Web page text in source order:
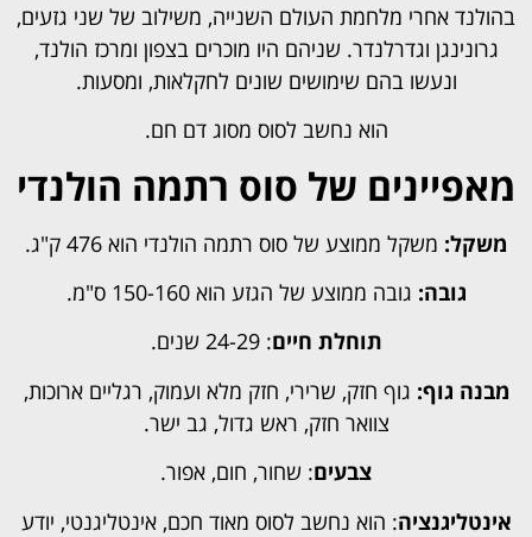
בהולנד אחרי מלחמת העולם השנייה, משילוב של שני גזעים,
גרונינגן וגדרלנדר. שניהם היו מוכרים בצפון ומרכז הולנד,
ונעשו בהם שימושים שונים לחקלאות, ומסעות.
הוא נחשב לסוס מסוג דם חם.
מאפיינים של סוס רתמה הולנדי
משקל: משקל ממוצע של סוס רתמה הולנדי הוא 476 ק"ג.
גובה: גובה ממוצע של הגזע הוא 150-160 ס"מ.
תוחלת חיים: 24-29 שנים.
מבנה גוף: גוף חזק, שרירי, חזק מלא ועמוק, רגליים ארוכות,
צוואר חזק, ראש גדול, גב ישר.
צבעים: שחור, חום, אפור.
אינטליגנציה: הוא נחשב לסוס מאוד חכם, אינטליגנטי, יודע